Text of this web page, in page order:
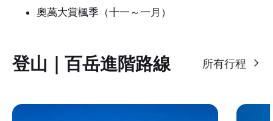
奧萬大賞楓季（十一～一月）
登山｜百岳進階路線 所有行程